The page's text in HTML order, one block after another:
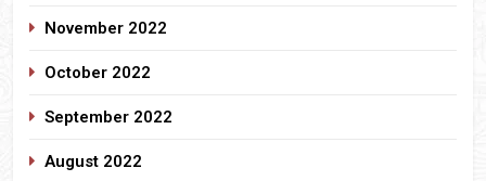
November 2022
October 2022
September 2022
August 2022